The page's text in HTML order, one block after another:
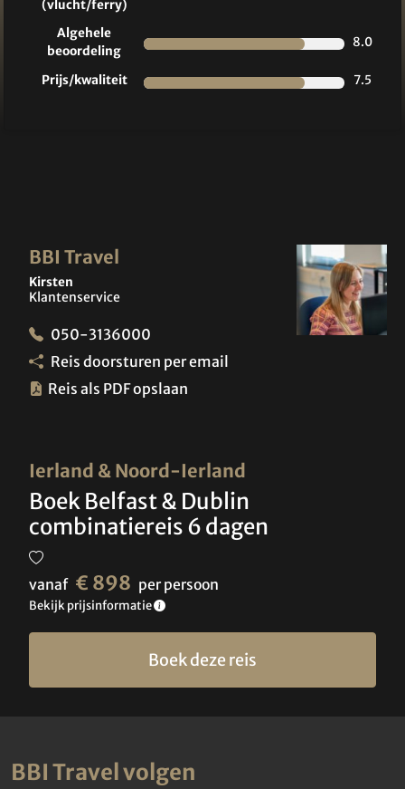
(vlucht/ferry)
Algehele
beoordeling
8.0
Prijs/kwaliteit 7.5
Ierland & Noord-Ierland
Boek Belfast & Dublin
combinatiereis 6 dagen
vanaf € 898 per persoon
Bekijk prijsinformatie
Boek deze reis
BBI Travel
Kirsten
Klantenservice
050-3136000
Reis doorsturen per email
Reis als PDF opslaan
BBI Travel volgen